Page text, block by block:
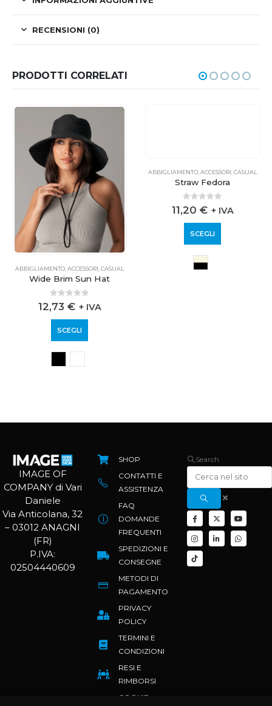
RECENSIONI (0)
PRODOTTI CORRELATI
ABBIGLIAMENTO, ACCESSORI CASUAL
Wide Brim Sun Hat
0out of 5
12,73 € + IVA
SCEGLI
ABBIGLIAMENTO,ACCESSORI
IMAGE OF
COMPANY di Vari
Daniele
Via Anticolana, 32
– 03012 ANAGNI
(FR)
P.IVA:
02504440609
SHOP
CONTATTI E
ASSISTENZA
FAQ
DOMANDE
FREQUENTI
SPEDIZIONI E
CONSEGNE
METODI DI
PAGAMENTO
PRIVACY
POLICY
TERMINI E
CONDIZIONI
RESI E
RIMBORSI
COOKIE
Search